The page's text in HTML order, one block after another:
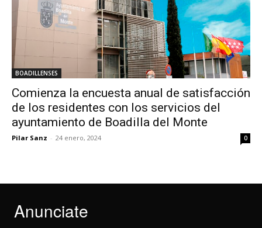
BOADILLENSES
Comienza la encuesta anual de satisfacción
de los residentes con los servicios del
ayuntamiento de Boadilla del Monte
Pilar Sanz - 24 enero, 2024 0
Anunciate